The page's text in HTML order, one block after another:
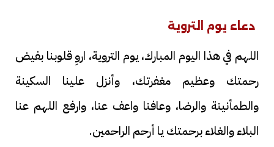
دعاء يوم التروية
اللهم في هذا اليوم المبارك، يوم التروية، اروِ قلوبنا بفيض
رحمتك وعظيم مغفرتك، وأنزل علينا السكينة
والطمأنينة والرضا، وعافنا واعف عنا، وارفع اللهم عنا
البلاء والغلاء برحمتك يا أرحم الراحمين.